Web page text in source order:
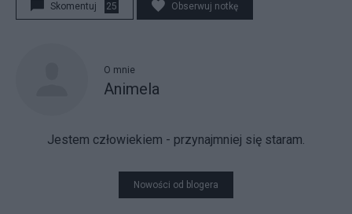
Skomentuj 25 Obserwuj notkę
O mnie
Animela
Jestem człowiekiem - przynajmniej się staram.
Nowości od blogera